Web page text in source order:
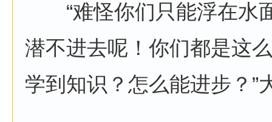
“难怪你们只能浮在水
潜不进去呢！你们都是这
学到知识？怎么能进步？”